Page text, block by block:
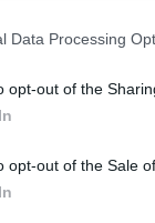
Data Processing
opt-out of the
opt-out of the Sale
Iránról szóló
egy